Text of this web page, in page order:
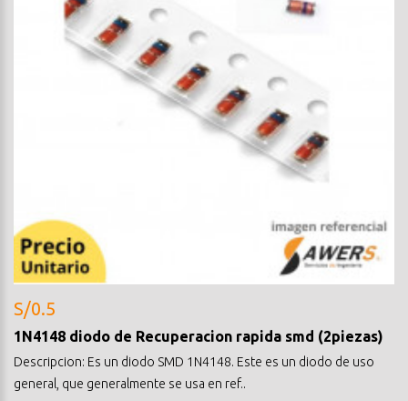
S/0.5
1N4148 diodo de Recuperacion rapida smd (2piezas)
Descripcion: Es un diodo SMD 1N4148. Este es un diodo de uso
general, que generalmente se usa en ref..